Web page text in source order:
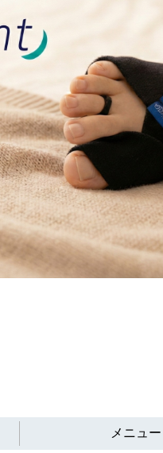
メニュー